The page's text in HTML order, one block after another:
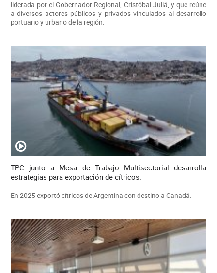
liderada por el Gobernador Regional, Cristóbal Juliá, y que reúne
a diversos actores públicos y privados vinculados al desarrollo
portuario y urbano de la región.
TPC junto a Mesa de Trabajo Multisectorial desarrolla
estrategias para exportación de cítricos.
En 2025 exportó cítricos de Argentina con destino a Canadá.